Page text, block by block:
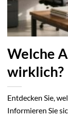
Welche
wirklich?
Entdecken Sie,
Informieren Sie